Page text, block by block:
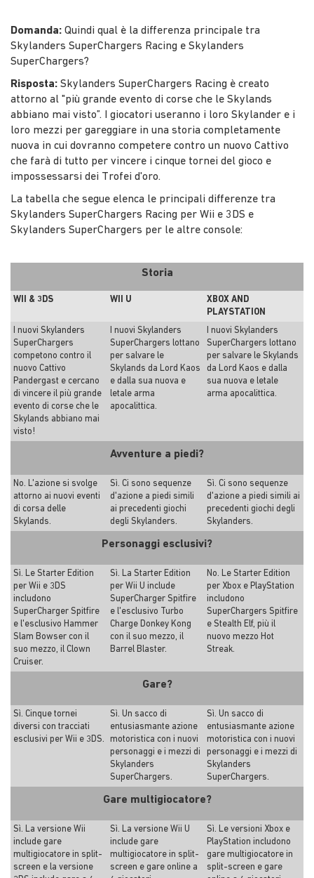
Domanda: Quindi qual è la differenza principale tra
Skylanders SuperChargers Racing e Skylanders
SuperChargers?
Risposta: Skylanders SuperChargers Racing è creato
attorno al "più grande evento di corse che le Skylands
abbiano mai visto”. I giocatori useranno i loro Skylander e i
loro mezzi per gareggiare in una storia completamente
nuova in cui dovranno competere contro un nuovo Cattivo
che farà di tutto per vincere i cinque tornei del gioco e
impossessarsi dei Trofei d'oro.
La tabella che segue elenca le principali differenze tra
Skylanders SuperChargers Racing per Wii e 3DS e
Skylanders SuperChargers per le altre console:
Storia
WII & 3DS WII U
XBOX AND
PLAYSTATION
I nuovi Skylanders
SuperChargers
competono contro il
nuovo Cattivo
Pandergast e cercano
di vincere il più grande
evento di corse che le
Skylands abbiano mai
visto!
I nuovi Skylanders
SuperChargers lottano
per salvare le
Skylands da Lord Kaos
e dalla sua nuova e
letale arma
apocalittica.
I nuovi Skylanders
SuperChargers lottano
per salvare le Skylands
da Lord Kaos e dalla
sua nuova e letale
arma apocalittica.
Avventure a piedi?
No. L'azione si svolge
attorno ai nuovi eventi
di corsa delle
Skylands.
Sì. Ci sono sequenze
d'azione a piedi simili
ai precedenti giochi
degli Skylanders.
Sì. Ci sono sequenze
d'azione a piedi simili ai
precedenti giochi degli
Skylanders.
Personaggi esclusivi?
Sì. Le Starter Edition
per Wii e 3DS
includono
SuperCharger Spitfire
e l'esclusivo Hammer
Slam Bowser con il
suo mezzo, il Clown
Cruiser.
Sì. La Starter Edition
per Wii U include
SuperCharger Spitfire
e l'esclusivo Turbo
Charge Donkey Kong
con il suo mezzo, il
Barrel Blaster.
No. Le Starter Edition
per Xbox e PlayStation
includono
SuperChargers Spitfire
e Stealth Elf, più il
nuovo mezzo Hot
Streak.
Gare?
Sì. Cinque tornei
diversi con tracciati
esclusivi per Wii e 3DS.
Sì. Un sacco di
entusiasmante azione
motoristica con i nuovi
personaggi e i mezzi di
Skylanders
SuperChargers.
Sì. Un sacco di
entusiasmante azione
motoristica con i nuovi
personaggi e i mezzi di
Skylanders
SuperChargers.
Gare multigiocatore?
Sì. La versione Wii
include gare
multigiocatore in split-
screen e la versione
Sì. La versione Wii U
include gare
multigiocatore in split-
screen e gare online a
Sì. Le versioni Xbox e
PlayStation includono
gare multigiocatore in
split-screen e gare